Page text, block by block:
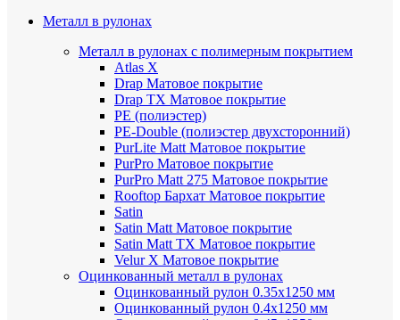
Металл в рулонах
Металл в рулонах с полимерным покрытием
Atlas X
Drap Матовое покрытие
Drap TX Матовое покрытие
PE (полиэстер)
PE-Double (полиэстер двухсторонний)
PurLite МattМатовое покрытие
PurPro Матовое покрытие
PurPro Matt 275 Матовое покрытие
Rooftop Бархат Матовое покрытие
Satin
Satin МattМатовое покрытие
Satin Matt TX Матовое покрытие
Velur X Матовое покрытие
Оцинкованный металл в рулонах
Оцинкованный рулон 0.35х1250 мм
Оцинкованный рулон 0.4х1250 мм